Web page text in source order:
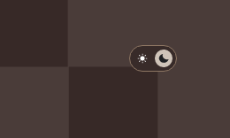
淺色模式
深色模式